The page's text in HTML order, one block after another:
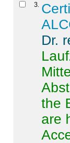
3
Dr.
the
are